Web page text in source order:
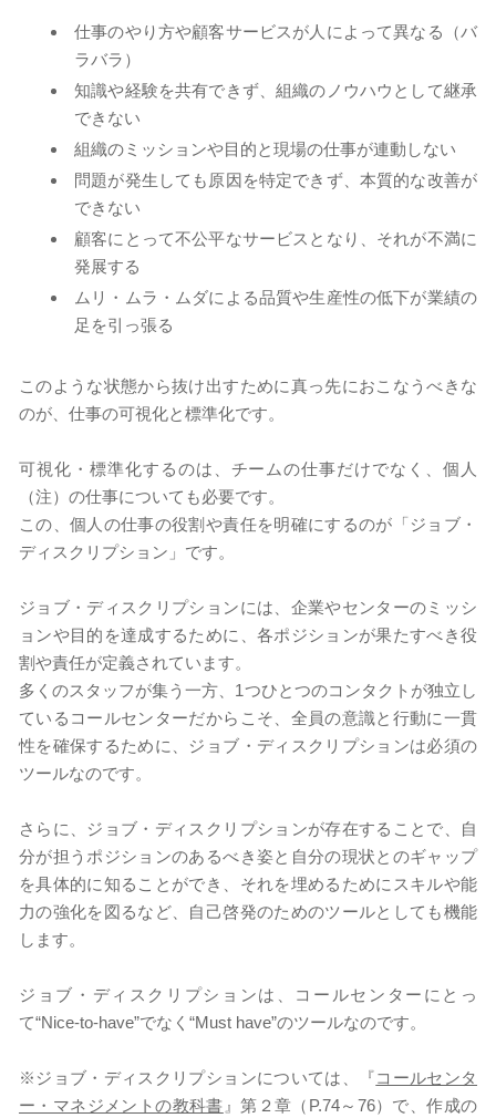
仕事のやり方や顧客サービスが人によって異なる（バ
ラバラ）
知識や経験を共有できず、組織のノウハウとして継承
できない
組織のミッションや目的と現場の仕事が連動しない
問題が発生しても原因を特定できず、本質的な改善が
できない
顧客にとって不公平なサービスとなり、それが不満に
発展する
ムリ・ムラ・ムダによる品質や生産性の低下が業績の
足を引っ張る
このような状態から抜け出すために真っ先におこなうべきな
のが、仕事の可視化と標準化です。
可視化・標準化するのは、チームの仕事だけでなく、個人
（注）の仕事についても必要です。
この、個人の仕事の役割や責任を明確にするのが「ジョブ・
ディスクリプション」です。
ジョブ・ディスクリプションには、企業やセンターのミッシ
ョンや目的を達成するために、各ポジションが果たすべき役
割や責任が定義されています。
多くのスタッフが集う一方、1つひとつのコンタクトが独立し
ているコールセンターだからこそ、全員の意識と行動に一貫
性を確保するために、ジョブ・ディスクリプションは必須の
ツールなのです。
さらに、ジョブ・ディスクリプションが存在することで、自
分が担うポジションのあるべき姿と自分の現状とのギャップ
を具体的に知ることができ、それを埋めるためにスキルや能
力の強化を図るなど、自己啓発のためのツールとしても機能
します。
ジョブ・ディスクリプションは、コールセンターにとっ
て“Nice-to-have”でなく“Must have”のツールなのです。
※ジョブ・ディスクリプションについては、『コールセンタ
ー・マネジメントの教科書』第２章（P.74～76）で、作成の